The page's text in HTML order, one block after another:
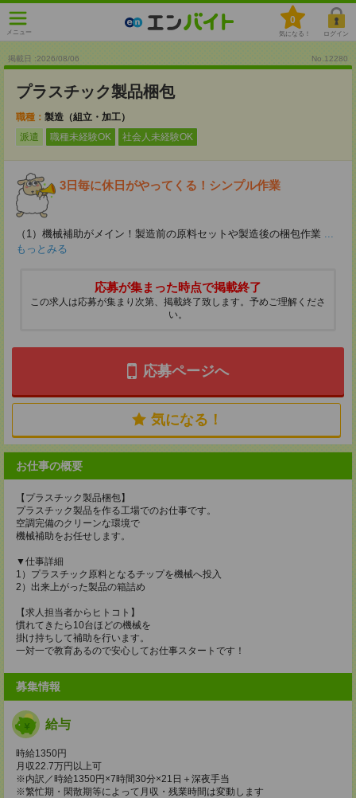
メニュー
0
気になる！ ログイン
掲載日 :2026/08/06 No.12280
プラスチック製品梱包
職種： 製造（組立・加工）
派遣
職種未経験OK 社会人未経験OK
3日毎に休日がやってくる！シンプル作業
（1）機械補助がメイン！製造前の原料セットや製造後の梱包作業 ...
もっとみる
応募が集まった時点で掲載終了
この求人は応募が集まり次第、掲載終了致します。予めご理解くださ
い。
応募ページへ
気になる！
お仕事の概要
【プラスチック製品梱包】
プラスチック製品を作る工場でのお仕事です。
空調完備のクリーンな環境で
機械補助をお任せします。
▼仕事詳細
1）プラスチック原料となるチップを機械へ投入
2）出来上がった製品の箱詰め
【求人担当者からヒトコト】
慣れてきたら10台ほどの機械を
掛け持ちして補助を行います。
一対一で教育あるので安心してお仕事スタートです！
募集情報
給与
時給1350円
月収22.7万円以上可
※内訳／時給1350円×7時間30分×21日＋深夜手当
※繁忙期・閑散期等によって月収・残業時間は変動します